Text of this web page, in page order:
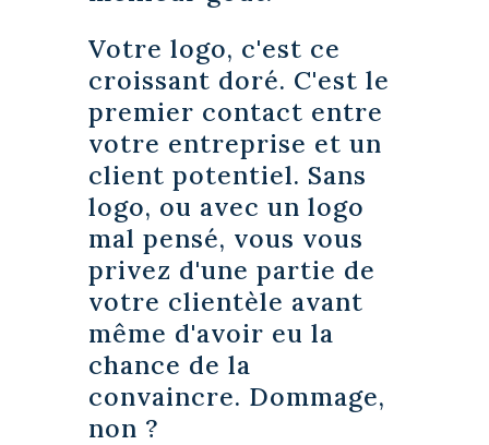
Votre logo, c'est ce
croissant doré. C'est le
premier contact entre
votre entreprise et un
client potentiel. Sans
logo, ou avec un logo
mal pensé, vous vous
privez d'une partie de
votre clientèle avant
même d'avoir eu la
chance de la
convaincre. Dommage,
non ?